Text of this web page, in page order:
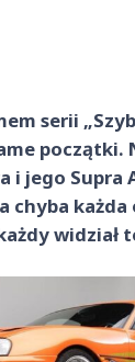
serii
początki.
i jego Supra
chyba każda
widział